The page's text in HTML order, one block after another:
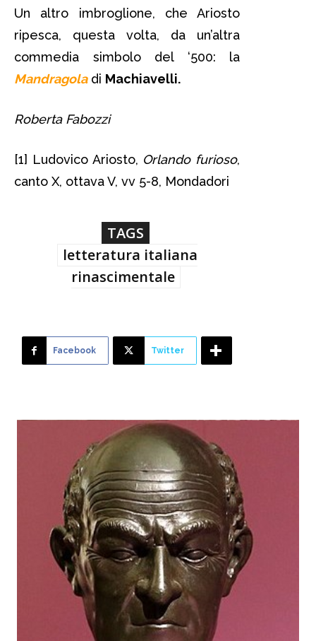
Un altro imbroglione, che Ariosto
ripesca, questa volta, da un’altra
commedia simbolo del ‘500: la
Mandragoladi Machiavelli.
Roberta Fabozzi
[1] Ludovico Ariosto, Orlando furioso,
canto X, ottava V, vv 5-8, Mondadori
TAGS
letteratura italiana
rinascimentale
Facebook Twitter